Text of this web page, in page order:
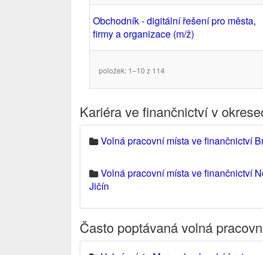
Obchodník - digitální řešení pro města,
firmy a organizace (m/ž)
položek: 1–10 z 114
Kariéra ve finančnictví v
Volná pracovní místa ve finančnictví
Volná pracovní místa ve finančnictví
Jičín
Často poptávaná volná